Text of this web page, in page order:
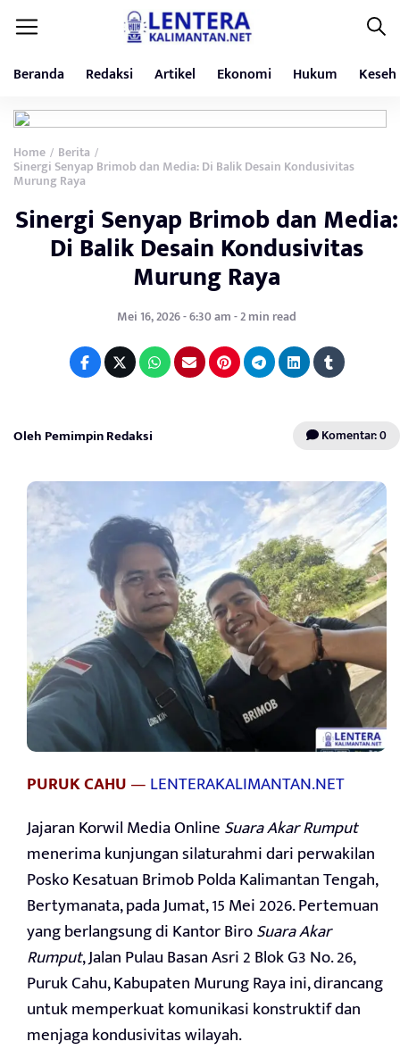
Beranda Redaksi Artikel Ekonomi Hukum
Home / Berita /
Sinergi Senyap Brimob dan Media: Di Balik Desain Kondusivitas
Murung Raya
Sinergi Senyap Brimob dan Media:
Di Balik Desain Kondusivitas
Murung Raya
Mei 16, 2026 - 6:30 am - 2 min read
Oleh Pemimpin Redaksi Komentar: 0
PURUK CAHU—LENTERAKALIMANTAN.NET
Jajaran Korwil Media OnlineSuara Akar Rumput
menerima kunjungan silaturahmi dari perwakilan
Posko Kesatuan Brimob Polda Kalimantan Tengah,
Bertymanata, pada Jumat, 15 Mei 2026. Pertemuan
yang berlangsung di Kantor BiroSuara Akar
Rumput, Jalan Pulau Basan Asri 2 Blok G3 No. 26,
Puruk Cahu, Kabupaten Murung Raya ini, dirancang
untuk memperkuat komunikasi konstruktif dan
menjaga kondusivitas wilayah.